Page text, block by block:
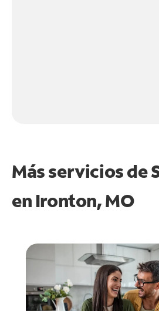
Más servicios de
en Ironton, MO